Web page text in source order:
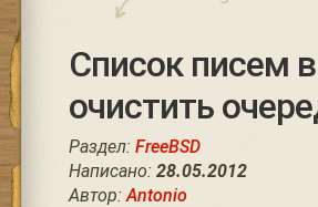
Список писем
очистить
Раздел: FreeBSD
Написано: 28.05.2012
Автор:Antonio